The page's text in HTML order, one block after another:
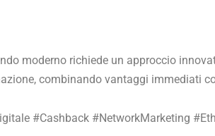
moderno richiede un approccio
combinando vantaggi immediati
#Cashback #NetworkMarketing